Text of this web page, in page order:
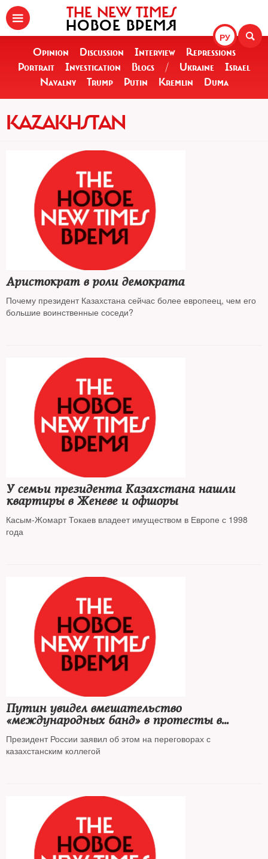
РУ
THE NEW TIMES
НОВОЕ ВРЕМЯ
Opinion Discussion Interview
Repressions
Portrait
Investigation Blogs / Ukraine
Israel
Navalny
Trump Putin Kremlin Duma
KAZAKHSTAN
Аристократ в роли демократа
Почему президент Казахстана сейчас более европеец, чем его
большие воинственные соседи?
У семьи президента Казахстана нашли
квартиры в Женеве и офшоры
Касым-Жомарт Токаев владеет имуществом в Европе с 1998
года
Путин увидел вмешательство
«международных банд» в протесты в
Казахстане
Президент России заявил об этом на переговорах с
казахстанским коллегой